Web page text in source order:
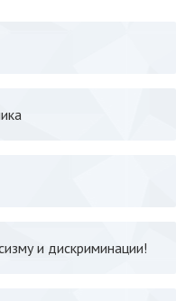
и дискриминации!